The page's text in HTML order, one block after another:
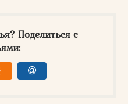
Поделиться с